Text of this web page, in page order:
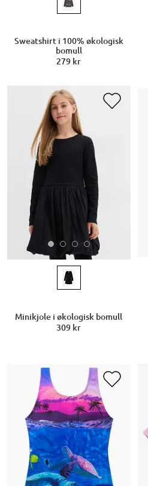
Sweatshirt i 100% økologisk
bomull
279 kr
Minikjole i økologisk bomull
309 kr